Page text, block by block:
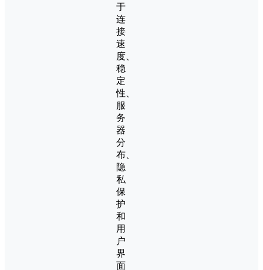
于
连
接
速
度、
稳
定
性、
服
务
器
分
布、
隐
私
保
护
和
用
户
界
面